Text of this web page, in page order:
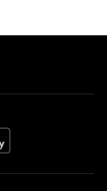
(opens in a new tab)